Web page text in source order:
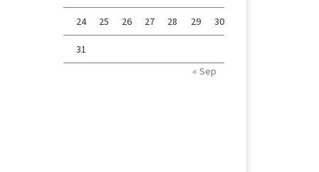
24 25 26 27 28 29 30
31
« Sep